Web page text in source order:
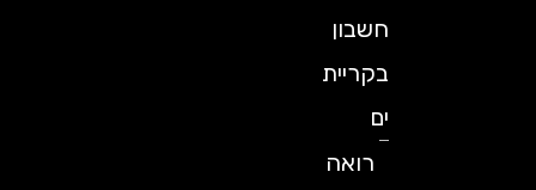
חשבון
בקריית
רואה